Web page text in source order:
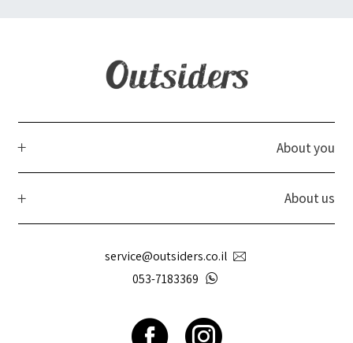
About you
About us
service@outsiders.co.il
053-7183369